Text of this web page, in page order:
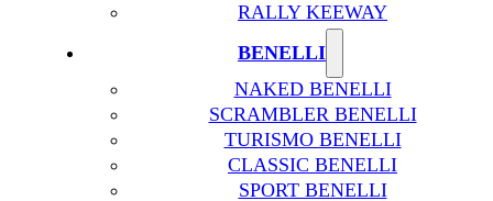
RALLY KEEWAY
BENELLI
NAKED BENELLI
SCRAMBLER BENELLI
TURISMO BENELLI
CLASSIC BENELLI
SPORT BENELLI